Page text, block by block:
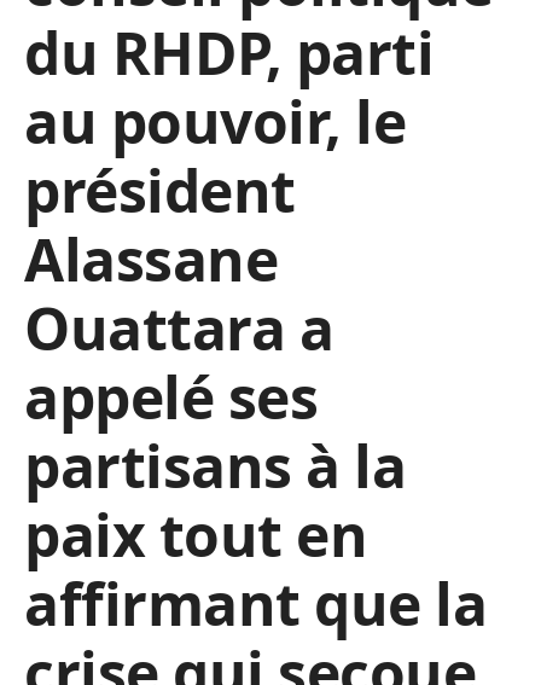
du RHDP, parti
au pouvoir, le
président
Alassane
Ouattara a
appelé ses
partisans à la
paix tout en
affirmant que la